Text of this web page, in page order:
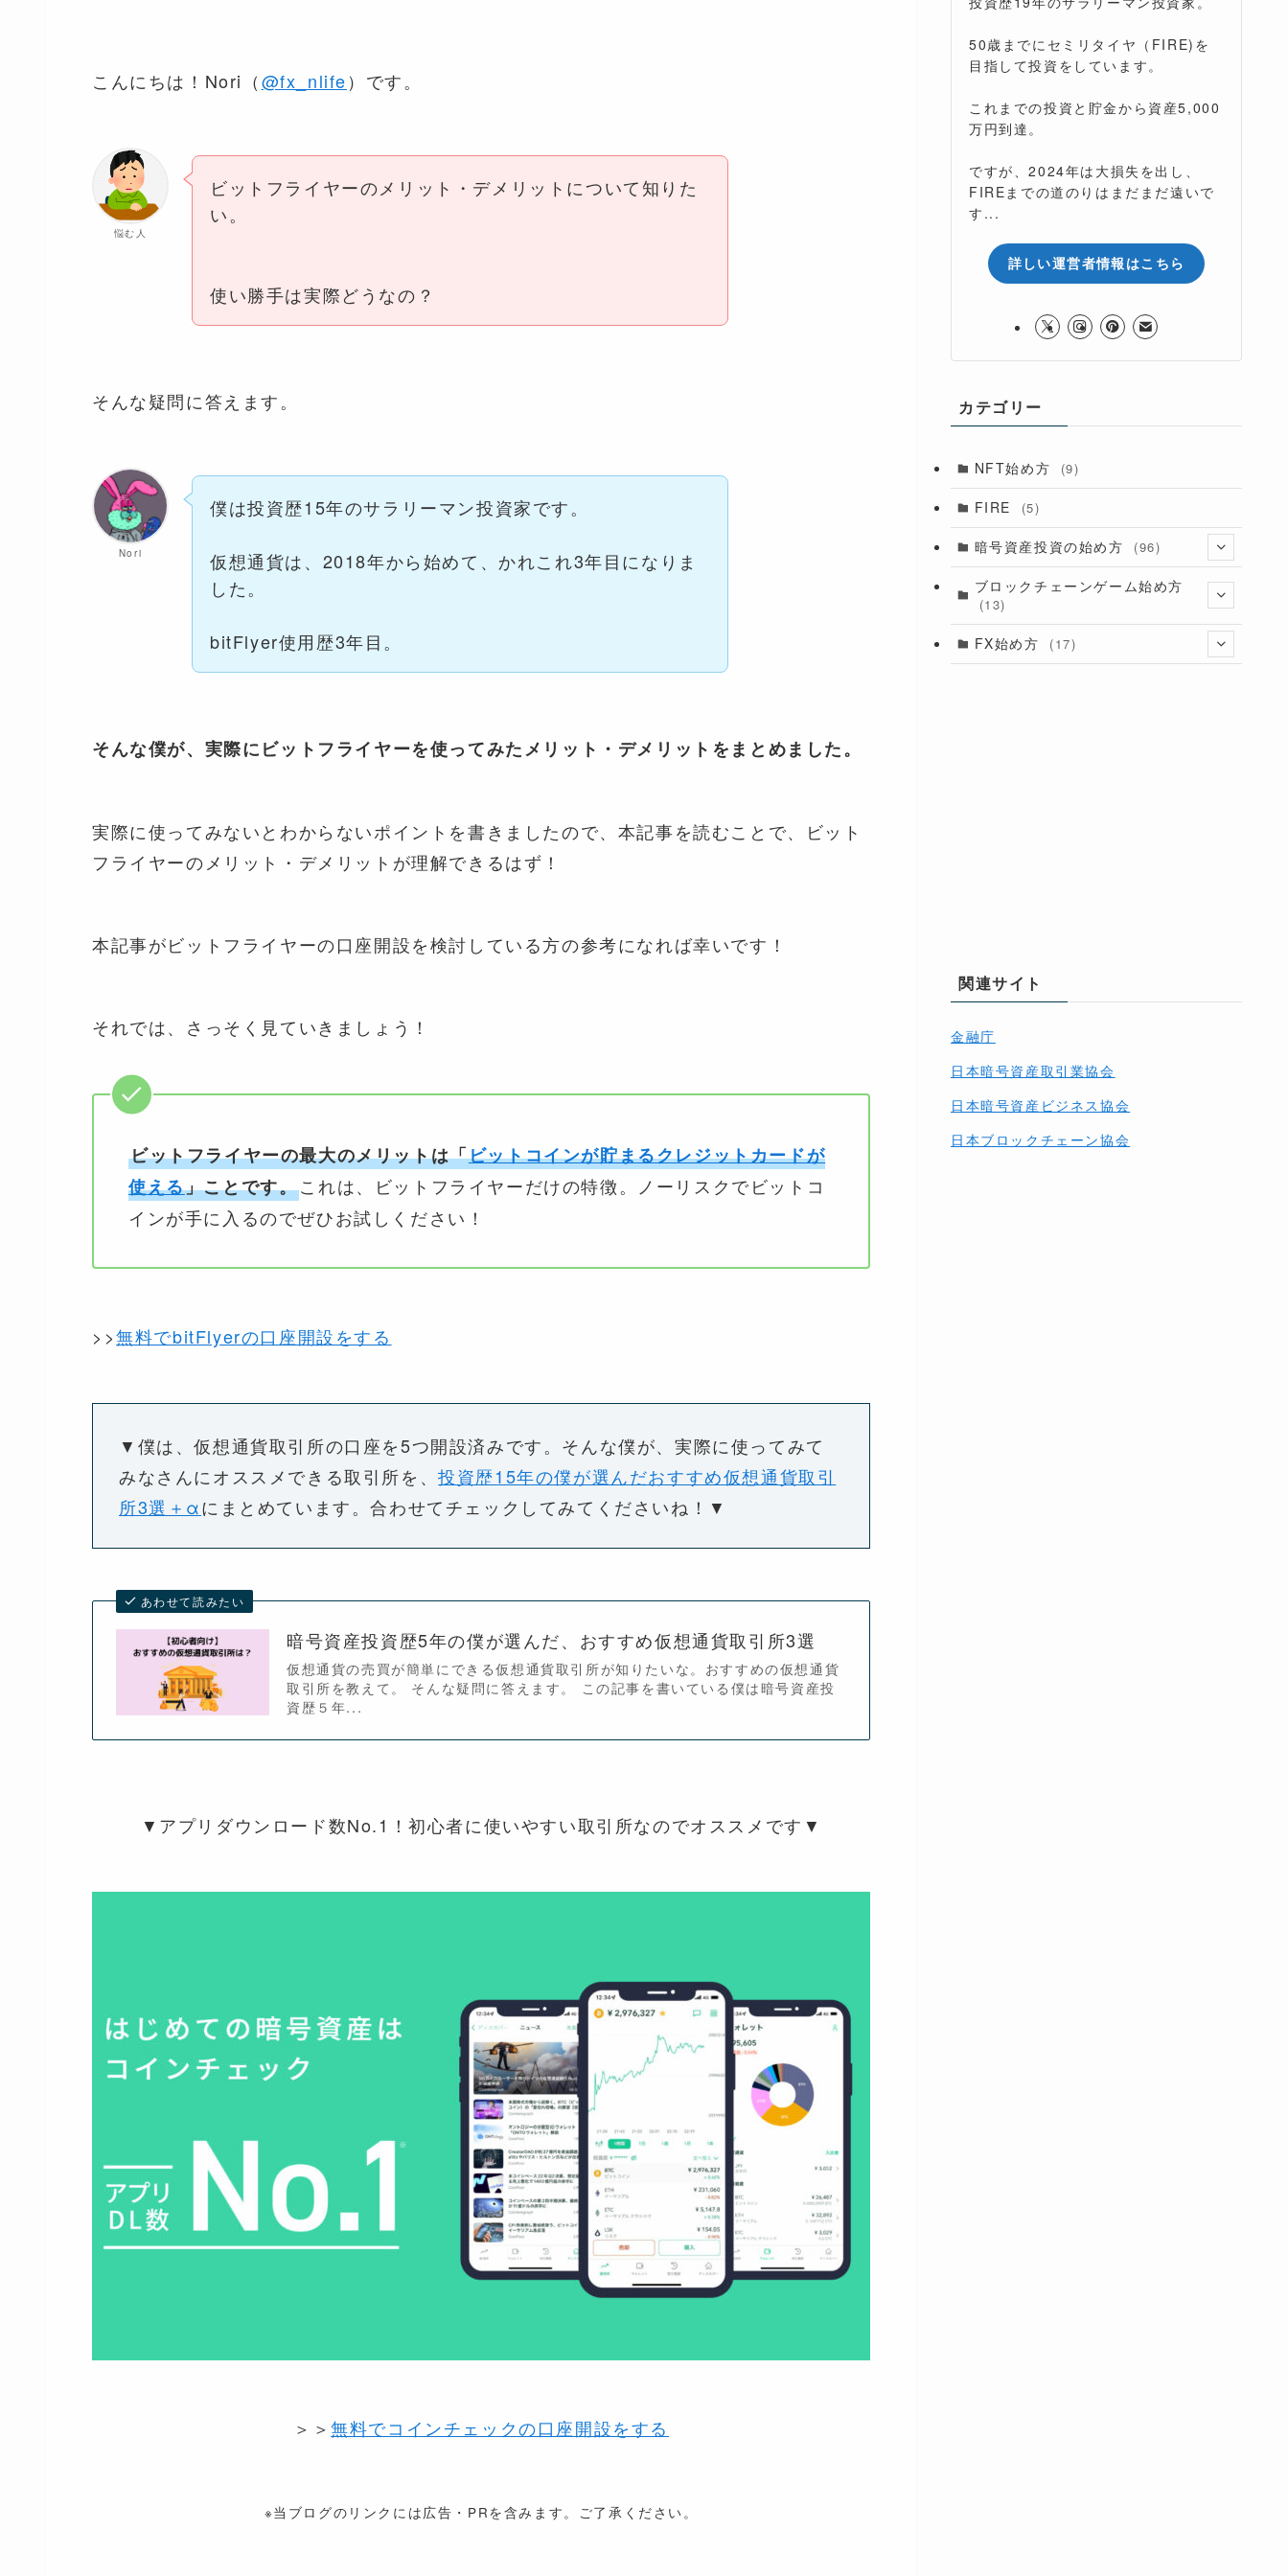
こんにちは！Nori（@fx_nlife）です。
悩む人
ビットフライヤーのメリット・デメリットについて知りた
い。
使い勝手は実際どうなの？
そんな疑問に答えます。
Nori
僕は投資歴15年のサラリーマン投資家です。
仮想通貨は、2018年から始めて、かれこれ3年目になりま
した。
bitFlyer使用歴3年目。
そんな僕が、実際にビットフライヤーを使ってみたメリット・デメリットをまとめました。
実際に使ってみないとわからないポイントを書きましたので、本記事を読むことで、ビット
フライヤーのメリット・デメリットが理解できるはず！
本記事がビットフライヤーの口座開設を検討している方の参考になれば幸いです！
それでは、さっそく見ていきましょう！
ビットフライヤーの最大のメリットは「ビットコインが貯まるクレジットカードが
使える」ことです。これは、ビットフライヤーだけの特徴。ノーリスクでビットコ
インが手に入るのでぜひお試しください！
>>無料でbitFlyerの口座開設をする
▼僕は、仮想通貨取引所の口座を5つ開設済みです。そんな僕が、実際に使ってみて
みなさんにオススメできる取引所を、投資歴15年の僕が選んだおすすめ仮想通貨取引
所3選＋αにまとめています。合わせてチェックしてみてくださいね！▼
あわせて読みたい
暗号資産投資歴5年の僕が選んだ、おすすめ仮想通貨取引所3選
仮想通貨の売買が簡単にできる仮想通貨取引所が知りたいな。おすすめの仮想通貨
取引所を教えて。 そんな疑問に答えます。 この記事を書いている僕は暗号資産投
資歴５年...
▼アプリダウンロード数No.1！初心者に使いやすい取引所なのでオススメです▼
＞＞無料でコインチェックの口座開設をする
※当ブログのリンクには広告・PRを含みます。ご了承ください。
50歳までにセミリタイヤ（FIRE)を
目指して投資をしています。
これまでの投資と貯金から資産5,000
万円到達。
ですが、2024年は大損失を出し、
FIREまでの道のりはまだまだ遠いで
す...
詳しい運営者情報はこちら
カテゴリー
NFT始め方 (9)
FIRE (5)
暗号資産投資の始め方 (96)
(11)
(6)
(28)
ブロックチェーンゲーム始め方
(13)
(9)
FX始め方 (17)
関連サイト
金融庁
日本暗号資産取引業協会
日本暗号資産ビジネス協会
日本ブロックチェーン協会